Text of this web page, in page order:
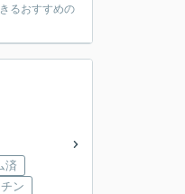
るおすすめの
済
ン